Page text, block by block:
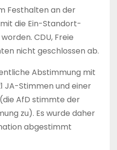
Festhalten an der
die Ein-Standort-
CDU, Freie
nicht geschlossen ab.
Abstimmung mit
JA-Stimmen und einer
AfD stimmte der
zu). Es wurde daher
abgestimmt